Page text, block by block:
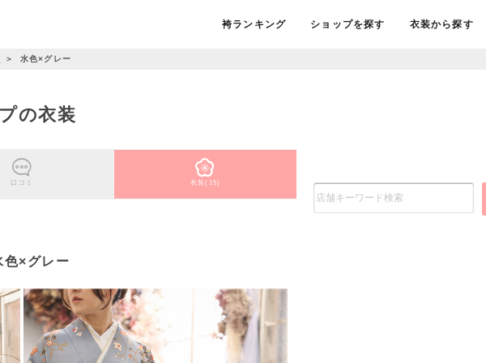
袴ランキング ショップを探す 衣装から探す
＞ 水色×グレー
の衣装
口コミ 衣装(15)
色×グレー